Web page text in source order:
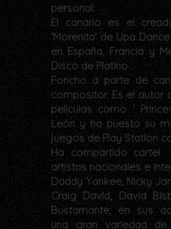
personal.
El canario es el
‘Morenita' de Upa
en España, Francia y
Disco de Platino .
Foncho a parte de
compositor. Es el autor
películas como ‘
León y ha puesto su
juegos de Play Station
Ha compartido cartel
artistas nacionales e
Daddy Yankee, Nicky
Craig David, David
Bustamante; en sus
una gran variedad